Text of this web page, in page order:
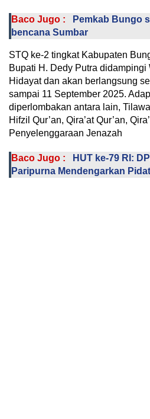
Baco Jugo :
Pemkab Bungo
bencana Sumbar
STQ ke-2 tingkat Kabupaten
Bupati H. Dedy Putra didampingi
Hidayat dan akan berlangsung
sampai 11 September 2025.
diperlombakan antara lain,
Hifzil Qur’an, Qira’at Qur’an,
Penyelenggaraan Jenazah
Baco Jugo :
HUT ke-79 RI:
Paripurna Mendengarkan